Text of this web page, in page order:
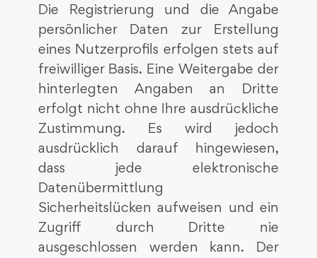
Die Registrierung und die Angabe
persönlicher Daten zur Erstellung
eines Nutzerprofils erfolgen stets auf
freiwilliger Basis. Eine Weitergabe der
hinterlegten Angaben an Dritte
erfolgt nicht ohne Ihre ausdrückliche
Zustimmung. Es wird jedoch
ausdrücklich darauf hingewiesen,
dass jede elektronische
Datenübermittlung
Sicherheitslücken aufweisen und ein
Zugriff durch Dritte nie
ausgeschlossen werden kann. Der